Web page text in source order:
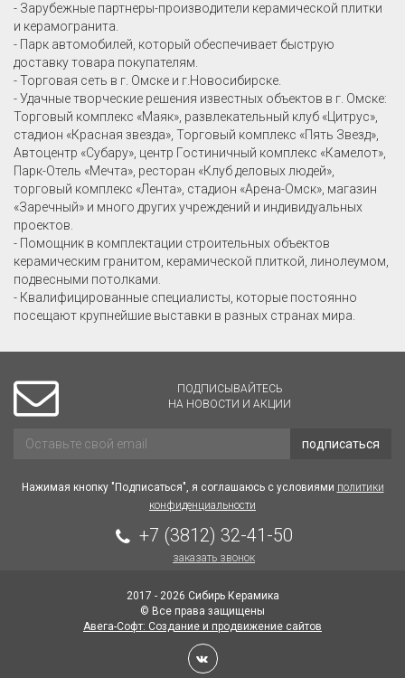
- Зарубежные партнеры-производители керамической плитки
и керамогранита.
- Парк автомобилей, который обеспечивает быструю
доставку товара покупателям.
- Торговая сеть в г. Омске и г.Новосибирске.
- Удачные творческие решения известных объектов в г. Омске:
Торговый комплекс «Маяк», развлекательный клуб «Цитрус»,
стадион «Красная звезда», Торговый комплекс «Пять Звезд»,
Автоцентр «Субару», центр Гостиничный комплекс «Камелот»,
Парк-Отель «Мечта», ресторан «Клуб деловых людей»,
торговый комплекс «Лента», стадион «Арена-Омск», магазин
«Заречный» и много других учреждений и индивидуальных
проектов.
- Помощник в комплектации строительных объектов
керамическим гранитом, керамической плиткой, линолеумом,
подвесными потолками.
- Квалифицированные специалисты, которые постоянно
посещают крупнейшие выставки в разных странах мира.
ПОДПИСЫВАЙТЕСЬ
НА НОВОСТИ И АКЦИИ
подписаться
Нажимая кнопку "Подписаться", я соглашаюсь с условиями политики
конфиденциальности
+7 (3812) 32-41-50
заказать звонок
2017 - 2026 Сибирь Керамика
© Все права защищены
Авега-Софт: Создание и продвижение сайтов